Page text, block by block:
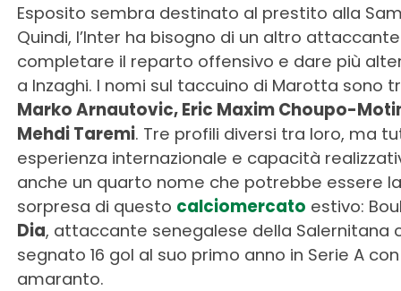
Esposito sembra destinato al prestito alla
Quindi, l’Inter ha bisogno di un altro
completare il reparto offensivo e dare più
a Inzaghi. I nomi sul taccuino di Marotta sono
Marko Arnautovic, Eric Maxim Choupo-
Mehdi Taremi. Tre profili diversi tra loro, ma
esperienza internazionale e capacità
anche un quarto nome che potrebbe essere la
sorpresa di questo calciomercato estivo:
Dia, attaccante senegalese della Salernitana
segnato 16 gol al suo primo anno in Serie A
amaranto.